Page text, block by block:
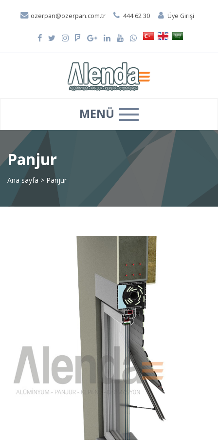
ozerpan@ozerpan.com.tr 444 62 30 Üye Girişi
MENÜ
Panjur
Ana sayfa > Panjur